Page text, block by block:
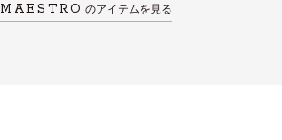
MAESTRO のアイテムを見る